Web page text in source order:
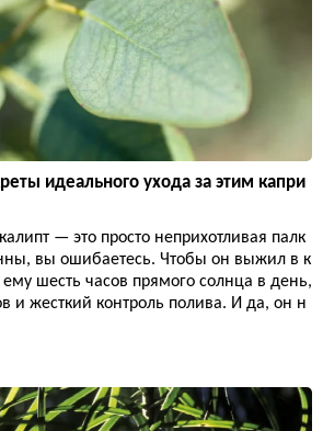
идеального ухода за этим капри
— это просто неприхотливая палк
вы ошибаетесь. Чтобы он выжил в к
шесть часов прямого солнца в день,
и жесткий контроль полива. И да, он н